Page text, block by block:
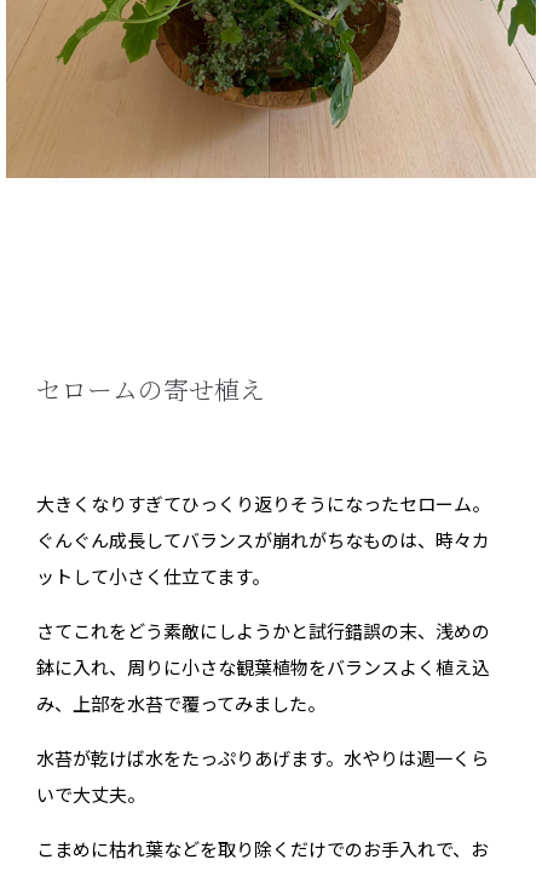
セロームの寄せ植え
大きくなりすぎてひっくり返りそうになったセローム。
ぐんぐん成長してバランスが崩れがちなものは、時々カ
ットして小さく仕立てます。
さてこれをどう素敵にしようかと試行錯誤の末、浅めの
鉢に入れ、周りに小さな観葉植物をバランスよく植え込
み、上部を水苔で覆ってみました。
水苔が乾けば水をたっぷりあげます。水やりは週一くら
いで大丈夫。
こまめに枯れ葉などを取り除くだけでのお手入れで、お